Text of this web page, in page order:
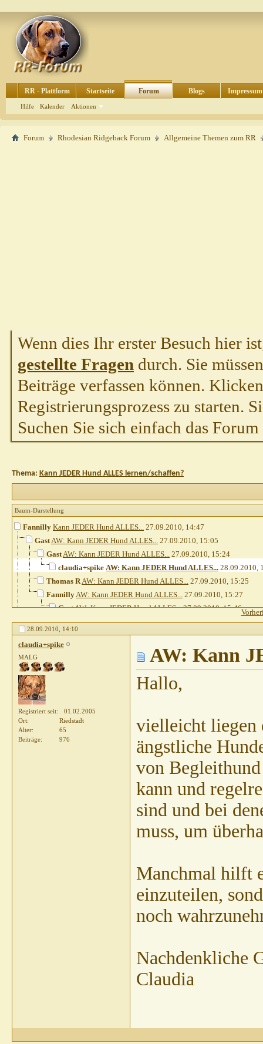
RR - Plattform Startseite Forum
Hilfe Kalender Aktionen
Blogs Impressum
Forum Rhodesian Ridgeback Forum Allgemeine Themen zum RR
Wenn dies Ihr erster Besuch hier
gestellte Fragen durch. Sie
Beiträge verfassen können.
Registrierungsprozess zu starten.
Suchen Sie sich einfach das
Thema: Kann JEDER Hund ALLES lernen/schaffen?
Baum-Darstellung
Fannilly Kann JEDER Hund ALLES... 27.09.2010, 14:47
GastAW: Kann JEDER Hund ALLES... 27.09.2010, 15:05
GastAW: Kann JEDER Hund ALLES... 27.09.2010, 15:24
claudia+spike AW: Kann JEDER Hund ALLES... 28.09.2010,
Thomas RAW: Kann JEDER Hund ALLES... 27.09.2010, 15:25
FannillyAW: Kann JEDER Hund ALLES... 27.09.2010, 15:27
GastAW: Kann JEDER Hund ALLES...27.09.2010,15:46
katja0111AW: Kann JEDER Hund ALLES...27.09.2010,
Weitere Beiträge folgen...
AW: Kann JEDER Hund ALLES... 27.09.2010,
16:17
Weitere Beiträge folgen...
Gast
AW: Kann JEDER Hund ALLES... 27.09.2010,
AW: Kann JEDER Hund ALLES...
Akila AW: Kann JEDER Hund ALLES...
katja0111
AW: Kann JEDER Hund ALLES...27.09.2010,18:16
Akila
AW: Kann JEDER Hund ALLES... 27.09.2010,18:33
AW: Kann JEDER Hund ALLES...
AW: Kann JEDER Hund ALLES...28.09.2010,
28.09.2010, 14:10
claudia+spike
MALG
Registriert seit
01.02.2005
Ort
Riedstadt
Alter
65
Beiträge
976
AW: Kann
Hallo,
vielleicht liegen
ängstliche
von
kann und
sind und bei
muss, um
Manchmal hilft
einzuteilen,
noch
Nachdenkliche
Claudia